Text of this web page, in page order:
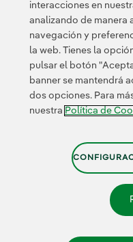
Innovación
colaborativa
Next Generation EU
Ciberseguridad en
España
Smart Grids
Innovation Hub
Política de Privacidad|
interacciones en
analizando de manera
navegación y
la web. Tienes la
pulsar el botón
banner se mantendrá
dos opciones. Para
nuestra Política de